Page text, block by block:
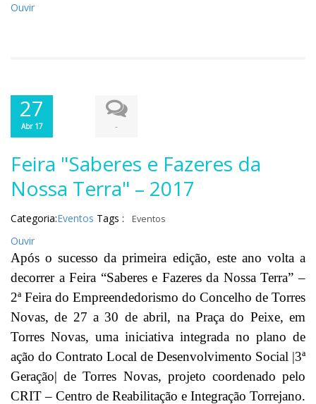
Ouvir
27
Abr 17 -
Feira "Saberes e Fazeres da
Nossa Terra" – 2017
Categoria:Eventos Tags : Eventos
Ouvir
Após o sucesso da primeira edição, este ano volta a
decorrer a Feira “Saberes e Fazeres da Nossa Terra” –
2ª Feira do Empreendedorismo do Concelho de Torres
Novas, de 27 a 30 de abril, na Praça do Peixe, em
Torres Novas, uma iniciativa integrada no plano de
ação do Contrato Local de Desenvolvimento Social |3ª
Geração| de Torres Novas, projeto coordenado pelo
CRIT – Centro de Reabilitação e Integração Torrejano.